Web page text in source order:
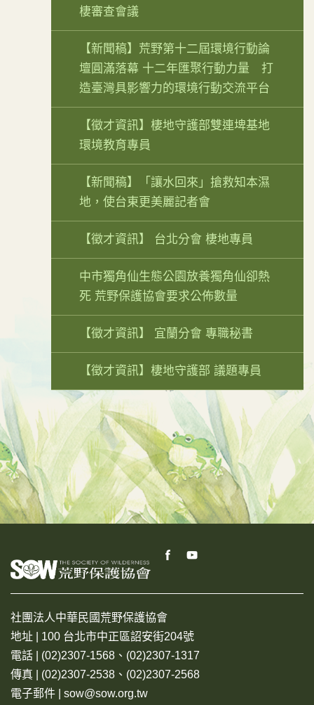
棲審查會議
【新聞稿】荒野第十二屆環境行動論
壇圓滿落幕 十二年匯聚行動力量 打
造臺灣具影響力的環境行動交流平台
【徵才資訊】棲地守護部雙連埤基地
環境教育專員
【新聞稿】「讓水回來」搶救知本濕
地，使台東更美麗記者會
【徵才資訊】 台北分會 棲地專員
中市獨角仙生態公園放養獨角仙卻熱
死 荒野保護協會要求公佈數量
【徵才資訊】 宜蘭分會 專職秘書
【徵才資訊】棲地守護部 議題專員
社團法人中華民國荒野保護協會
地址 | 100 台北市中正區詔安街204號
電話 | (02)2307-1568、(02)2307-1317
傳真 | (02)2307-2538、(02)2307-2568
電子郵件 | sow@sow.org.tw